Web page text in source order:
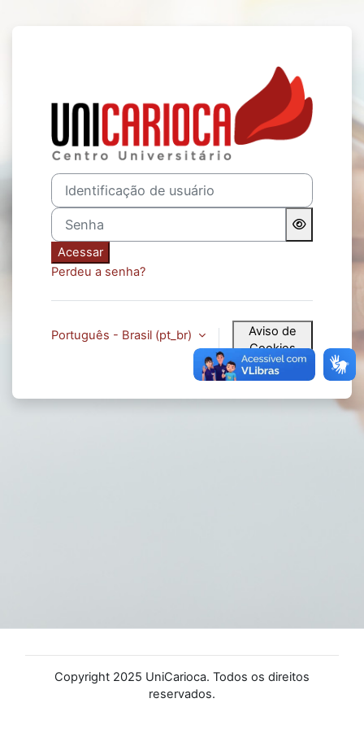
Acesso a
Identificação de usuário
Senha
Acessar
Perdeu a senha?
Português - Brasil ‎(pt_br)‎
Aviso de
Cookies
Copyright 2025 UniCarioca. Todos os direitos
reservados.